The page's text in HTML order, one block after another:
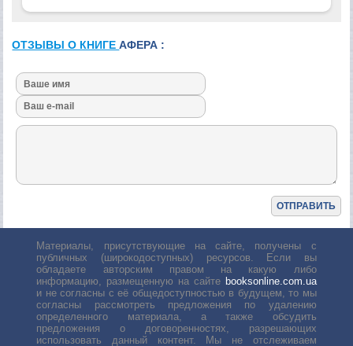
ОТЗЫВЫ О КНИГЕАФЕРА :
Материалы, присутствующие на сайте, получены с
публичных (широкодоступных) ресурсов. Если вы
обладаете авторским правом на какую либо
информацию, размещенную на сайте booksonline.com.ua
и не согласны с её общедоступностью в будущем, то мы
согласны рассмотреть предложения по удалению
определенного материала, а также обсудить
предложения о договоренностях, разрешающих
использовать данный контент. Мы не отслеживаем